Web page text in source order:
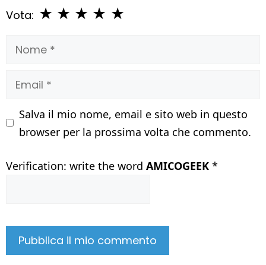
Vota: ★
★
★
★
★
Nome
Email
Salva il mio nome, email e sito web in questo
browser per la prossima volta che commento.
Verification: write the word AMICOGEEK *